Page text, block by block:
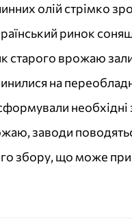
олій стрімко
ринок
старого врожаю
на
необхідні
заводи
збору, що може